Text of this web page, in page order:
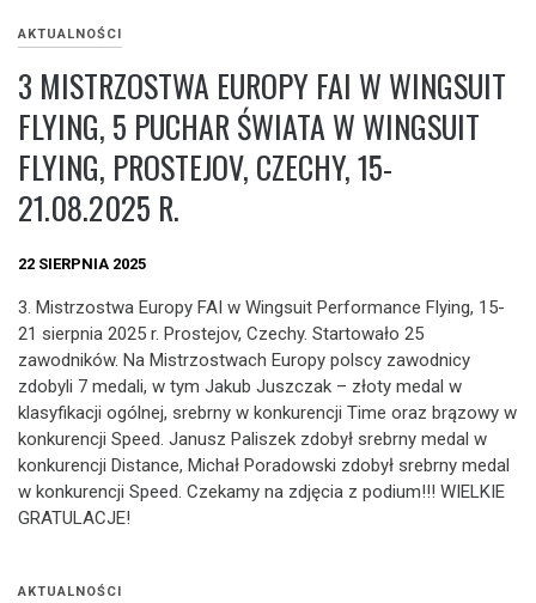
AKTUALNOŚCI
3 MISTRZOSTWA EUROPY FAI W WINGSUIT
FLYING, 5 PUCHAR ŚWIATA W WINGSUIT
FLYING, PROSTEJOV, CZECHY, 15-
21.08.2025 R.
22 SIERPNIA 2025
3. Mistrzostwa Europy FAI w Wingsuit Performance Flying, 15-
21 sierpnia 2025 r. Prostejov, Czechy. Startowało 25
zawodników. Na Mistrzostwach Europy polscy zawodnicy
zdobyli 7 medali, w tym Jakub Juszczak – złoty medal w
klasyfikacji ogólnej, srebrny w konkurencji Time oraz brązowy w
konkurencji Speed. Janusz Paliszek zdobył srebrny medal w
konkurencji Distance, Michał Poradowski zdobył srebrny medal
w konkurencji Speed. Czekamy na zdjęcia z podium!!! WIELKIE
GRATULACJE!
AKTUALNOŚCI